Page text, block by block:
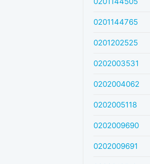
0201144765
0201202525
0202003531
0202004062
0202005118
0202009690
0202009691